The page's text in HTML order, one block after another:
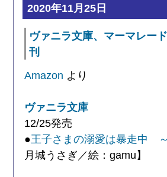
2020年11月25日
ヴァニラ文庫、マーマレー
刊
Amazon より
ヴァニラ文庫
12/25発売
●王子さまの溺愛は暴走中
月城うさぎ／絵：gamu】